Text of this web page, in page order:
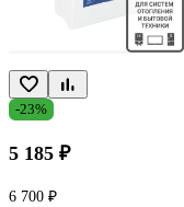
-23%
5 185 ₽
6 700 ₽